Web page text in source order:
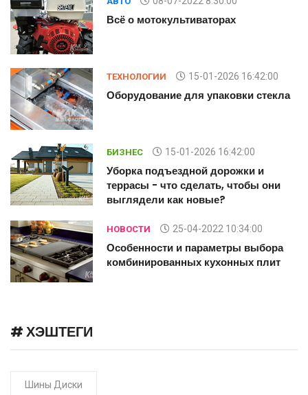
Всё о мотокультиваторах
ТЕХНОЛОГИИ 15-01-2026 16:42:00
Оборудование для упаковки стекла
БИЗНЕС 15-01-2026 16:42:00
Уборка подъездной дорожки и
террасы - что сделать, чтобы они
выглядели как новые?
НОВОСТИ 25-04-2022 10:34:00
Особенности и параметры выбора
комбинированных кухонных плит
# ХЭШТЕГИ
Шины Диски